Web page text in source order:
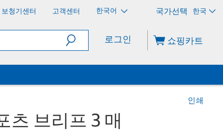
보청기센터 고객센터 한국어 한국
로그인 쇼핑카트
인쇄
츠 브리프 3 매